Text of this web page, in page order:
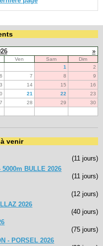
»
Ven Sam
Dim
1
2
6 7 8
9
14 15
16
21 22
23
28 29
30
venir
(11 jours)
BULLE 2026
(11 jours)
(12 jours)
2026
(40 jours)
(75 jours)
- PORSEL 2026